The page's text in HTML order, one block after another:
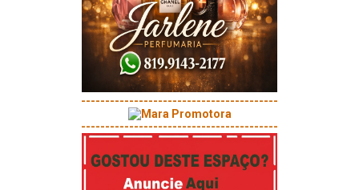
-----------------------------------------
-----------------------------------------